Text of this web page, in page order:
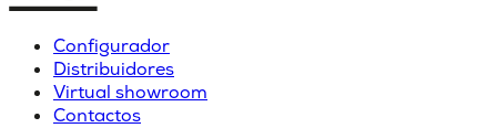
Configurador
Distribuidores
Virtual showroom
Contactos